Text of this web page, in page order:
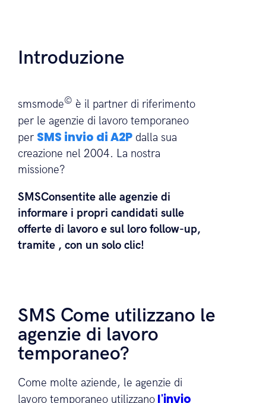
con i lavoratori temporanei?
Introduzione
smsmode©
perSMS invio di A2Pdalla sua
creazione nel 2004. La nostra
missione?
tramite , con un solo clic!
SMS Come utilizzano le
agenzie di lavoro